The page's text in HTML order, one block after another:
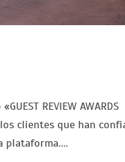
REVIEW AWARDS
clientes que han
plataforma....